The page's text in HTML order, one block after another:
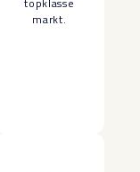
markt.